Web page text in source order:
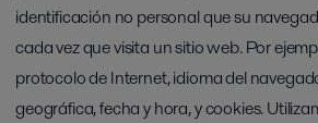
identificación no personal que su
cada vez que visita un sitio web. Por
protocolo de Internet, idioma del
geográfica, fecha y hora, y cookies.